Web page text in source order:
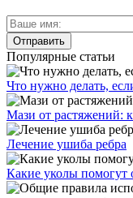
Популярные статьи
Что нужно делать,
Мази от растяжений:
Лечение ушиба ребра
Какие уколы помогут